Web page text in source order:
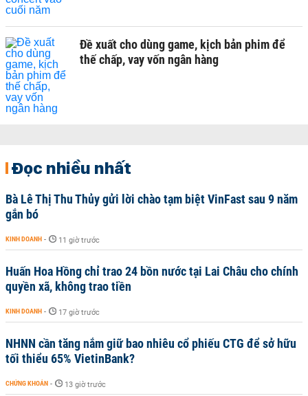
Đề xuất cho dùng game, kịch bản phim để
thế chấp, vay vốn ngân hàng
Đọc nhiều nhất
Bà Lê Thị Thu Thủy gửi lời chào tạm biệt VinFast sau 9 năm
gắn bó
KINH DOANH - 11 giờ trước
Huấn Hoa Hồng chỉ trao 24 bồn nước tại Lai Châu cho chính
quyền xã, không trao tiền
KINH DOANH - 17 giờ trước
NHNN cần tăng nắm giữ bao nhiêu cổ phiếu CTG để sở hữu
tối thiểu 65% VietinBank?
CHỨNG KHOÁN - 13 giờ trước